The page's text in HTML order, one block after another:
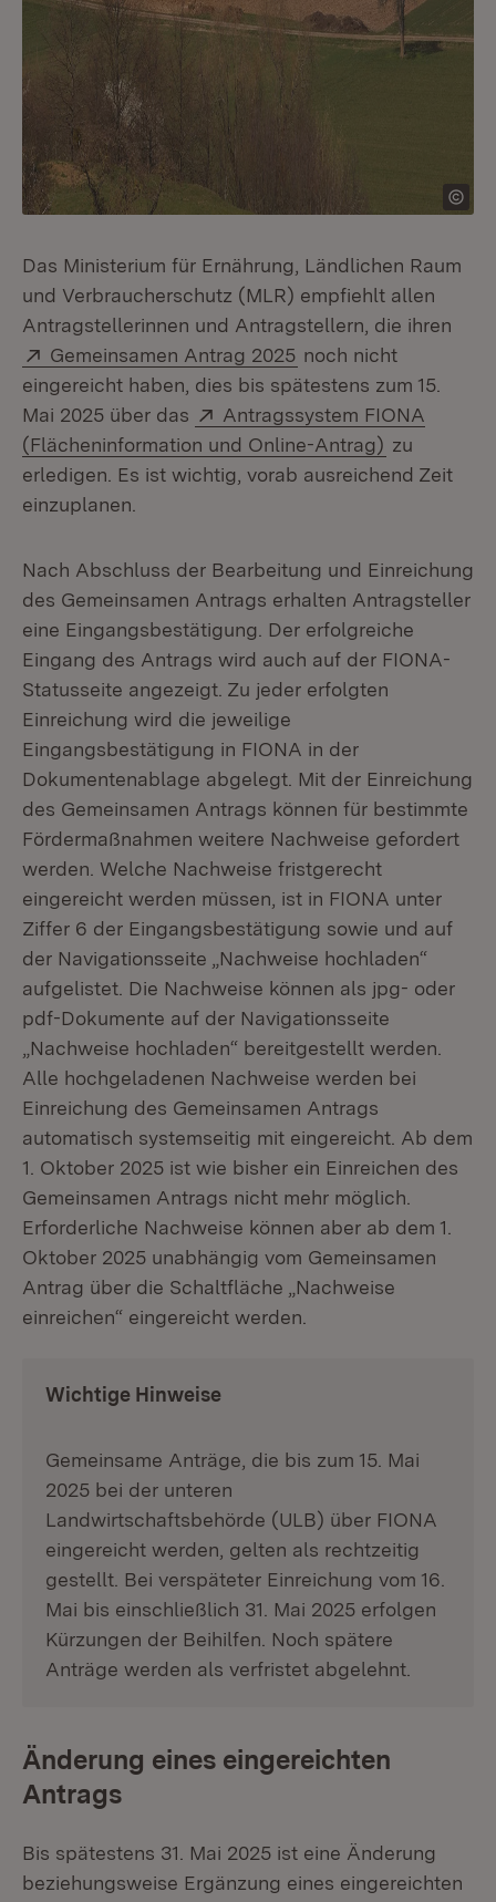
Das Ministerium für Ernährung, Ländlichen Raum
und Verbraucherschutz (MLR) empfiehlt allen
Antragstellerinnen und Antragstellern, die ihren
Extern:
Gemeinsamen Antrag 2025 (Öffnet in neuem
noch nicht
eingereicht haben, dies bis spätestens zum 15.
Mai 2025 über das
Extern:
Antragssystem FIONA
(Flächeninformation und Online-Antrag) (Öffnet in
zu
erledigen. Es ist wichtig, vorab ausreichend Zeit
einzuplanen.
Nach Abschluss der Bearbeitung und Einreichung
des Gemeinsamen Antrags erhalten Antragsteller
eine Eingangsbestätigung. Der erfolgreiche
Eingang des Antrags wird auch auf der FIONA-
Statusseite angezeigt. Zu jeder erfolgten
Einreichung wird die jeweilige
Eingangsbestätigung in FIONA in der
Dokumentenablage abgelegt. Mit der Einreichung
des Gemeinsamen Antrags können für bestimmte
Fördermaßnahmen weitere Nachweise gefordert
werden. Welche Nachweise fristgerecht
eingereicht werden müssen, ist in FIONA unter
Ziffer 6 der Eingangsbestätigung sowie und auf
der Navigationsseite „Nachweise hochladen“
aufgelistet. Die Nachweise können als jpg- oder
pdf-Dokumente auf der Navigationsseite
„Nachweise hochladen“ bereitgestellt werden.
Alle hochgeladenen Nachweise werden bei
Einreichung des Gemeinsamen Antrags
automatisch systemseitig mit eingereicht. Ab dem
1. Oktober 2025 ist wie bisher ein Einreichen des
Gemeinsamen Antrags nicht mehr möglich.
Erforderliche Nachweise können aber ab dem 1.
Oktober 2025 unabhängig vom Gemeinsamen
Antrag über die Schaltfläche „Nachweise
einreichen“ eingereicht werden.
Wichtige Hinweise
Gemeinsame Anträge, die bis zum 15. Mai
2025 bei der unteren
Landwirtschaftsbehörde (ULB) über FIONA
eingereicht werden, gelten als rechtzeitig
gestellt. Bei verspäteter Einreichung vom 16.
Mai bis einschließlich 31. Mai 2025 erfolgen
Kürzungen der Beihilfen. Noch spätere
Anträge werden als verfristet abgelehnt.
Änderung eines eingereichten
Antrags
Bis spätestens 31. Mai 2025 ist eine Änderung
beziehungsweise Ergänzung eines eingereichten